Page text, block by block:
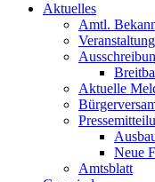
Aktuelles
Amtl.
Aktuelle
Neue
Amtsblatt